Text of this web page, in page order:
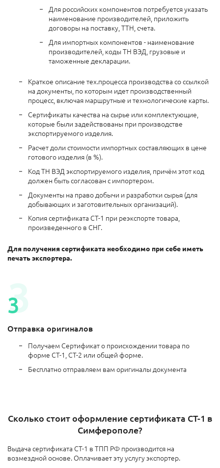
Для российских компонентов потребуется указать
наименование производителей, приложить
договоры на поставку, ТТН, счета.
Для импортных компонентов - наименование
производителей, коды ТН ВЭД, грузовые и
таможенные декларации.
Краткое описание тех.процесса производства со ссылкой
на документы, по которым идет производственный
процесс, включая маршрутные и технологические карты.
Сертификаты качества на сырье или комплектующие,
которые были задействованы при производстве
экспортируемого изделия.
Расчет доли стоимости импортных составляющих в цене
готового изделия (в %).
Код ТН ВЭД экспортируемого изделия, причём этот код
должен быть согласован с импортером.
Документы на право добычи и разработки сырья (для
добывающих и заготовительных организаций).
Копия сертификата СТ-1 при реэкспорте товара,
произведенного в СНГ.
Для получения сертификата необходимо при себе иметь
печать экспортера.
Отправка оригиналов
Получаем Сертификат о происхождении товара по
форме СТ-1, СТ-2 или общей форме.
Бесплатно отправляем вам оригиналы документа
Сколько стоит оформление сертификата СТ-1 в
Симферополе?
Выдача сертификата СТ-1 в ТПП РФ производится на
возмездной основе. Оплачивает эту услугу экспортер.